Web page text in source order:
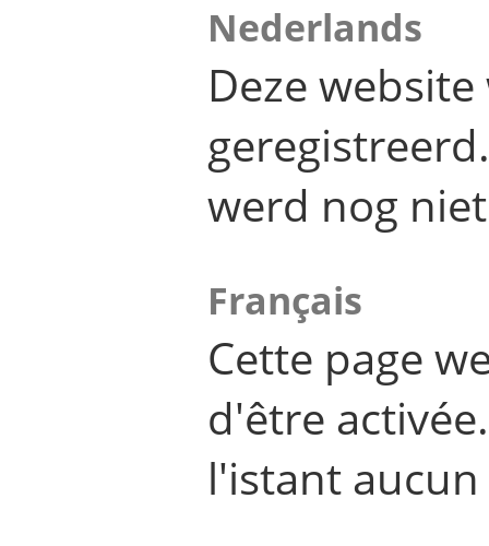
Nederlands
Deze
werd nog
Français
Cette page
d'être
l'istant